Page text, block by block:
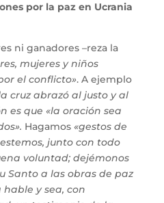
por la paz en Ucrania
ni ganadores –reza la
mujeres y niños
el conflicto». A ejemplo
cruz abrazó al justo y al
es que «la oración sea
Hagamos «gestos de
junto con todo
voluntad; dejémonos
Santo a las obras de paz
y sea, con